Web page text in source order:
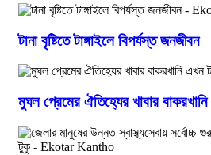
টানা বৃষ্টিতে টাঙ্গাইলে বিপর্যস্ত জনজীবন
মুঘল প্রেমের ঐতিহ্যের খাবার বাকরখানি